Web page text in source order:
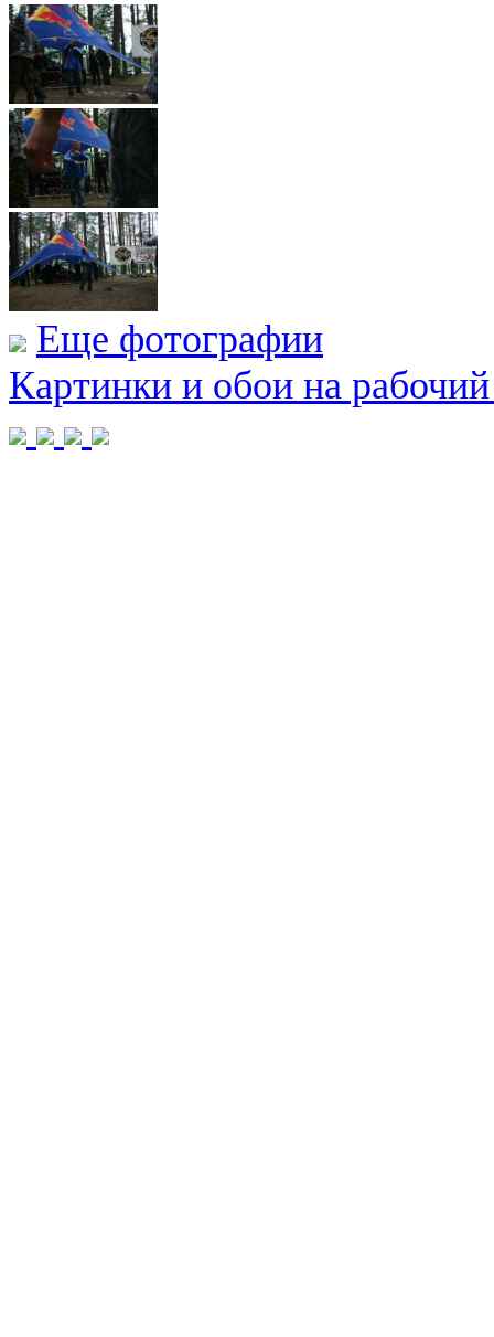
Еще фотографии
Картинки и обои на